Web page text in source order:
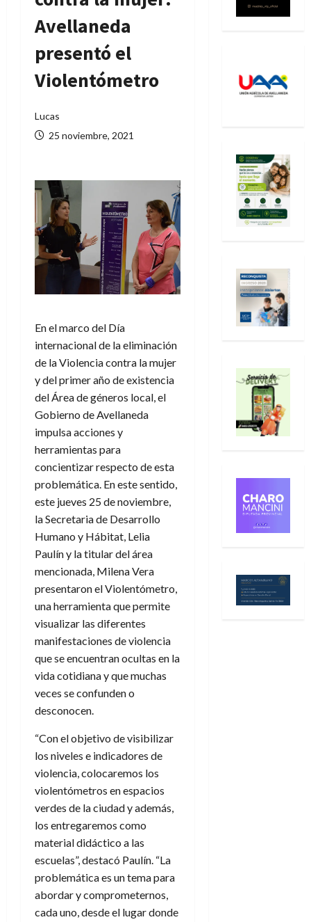
Avellaneda
presentó el
Violentómetro
Lucas
25 noviembre, 2021
En el marco del Día
internacional de la eliminación
de la Violencia contra la mujer
y del primer año de existencia
del Área de géneros local, el
Gobierno de Avellaneda
impulsa acciones y
herramientas para
concientizar respecto de esta
problemática. En este sentido,
este jueves 25 de noviembre,
la Secretaria de Desarrollo
Humano y Hábitat, Lelia
Paulín y la titular del área
mencionada, Milena Vera
presentaron el Violentómetro,
una herramienta que permite
visualizar las diferentes
manifestaciones de violencia
que se encuentran ocultas en la
vida cotidiana y que muchas
veces se confunden o
desconocen.
“Con el objetivo de visibilizar
los niveles e indicadores de
violencia, colocaremos los
violentómetros en espacios
verdes de la ciudad y además,
los entregaremos como
material didáctico a las
escuelas”, destacó Paulín. “La
problemática es un tema para
abordar y comprometernos,
cada uno, desde el lugar donde